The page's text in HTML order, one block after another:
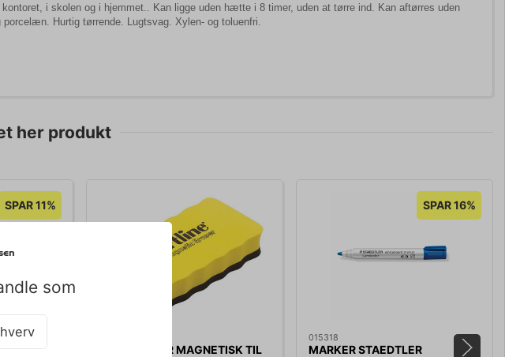
som
i skolen og i hjemmet.. Kan ligge uden hætte i 8 timer, uden at tørre ind. Kan aftørres uden
Hurtig tørrende. Lugtsvag. Xylen- og toluenfri.
her produkt
SPAR 11%
TAVLEVISKER MAGNETISK TIL
SPAR 16%
015318
MARKER STAEDTLER